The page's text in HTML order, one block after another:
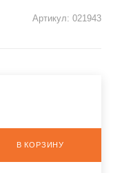
Артикул: 021943
В КОРЗИНУ